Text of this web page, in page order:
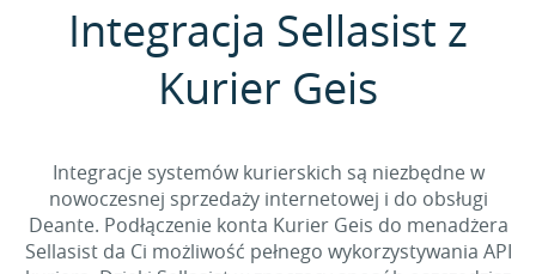
Integracja Sellasist z
Kurier Geis
Integracje systemów kurierskich są niezbędne w
nowoczesnej sprzedaży internetowej i do obsługi
Deante. Podłączenie konta Kurier Geis do menadżera
Sellasist da Ci możliwość pełnego wykorzystywania API